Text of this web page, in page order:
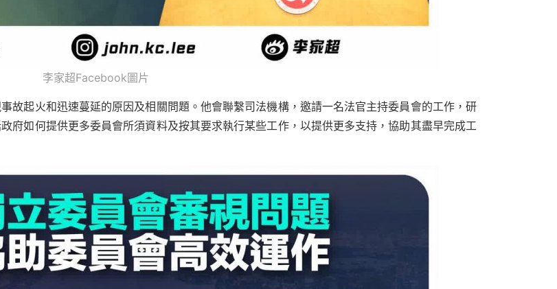
李家超Facebook圖片
故起火和迅速蔓延的原因及相關問題。他會聯繫司法機構，邀請一名法官主持委員會的工作，研
府如何提供更多委員會所須資料及按其要求執行某些工作，以提供更多支持，協助其盡早完成工